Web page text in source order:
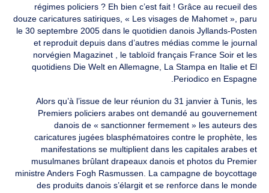
régimes policiers ? Eh bien c’est fait ! Grâce au recueil des
douze caricatures satiriques, « Les visages de Mahomet », paru
le 30 septembre 2005 dans le quotidien danois Jyllands-Posten
et reproduit depuis dans d’autres médias comme le journal
norvégien Magazinet , le tabloïd français France Soir et les
quotidiens Die Welt en Allemagne, La Stampa en Italie et El
Periodico en Espagne.
Alors qu’à l’issue de leur réunion du 31 janvier à Tunis, les
Premiers policiers arabes ont demandé au gouvernement
danois de « sanctionner fermement » les auteurs des
caricatures jugées blasphématoires contre le prophète, les
manifestations se multiplient dans les capitales arabes et
musulmanes brûlant drapeaux danois et photos du Premier
ministre Anders Fogh Rasmussen. La campagne de boycottage
des produits danois s’élargit et se renforce dans le monde